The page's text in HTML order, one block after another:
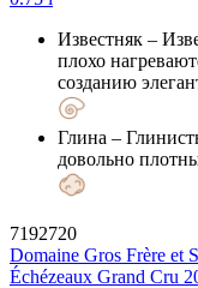
Известняк –
плохо
созданию
Глина –
довольно
7192720
Domaine Gros Frère et
Échézeaux Grand Cru